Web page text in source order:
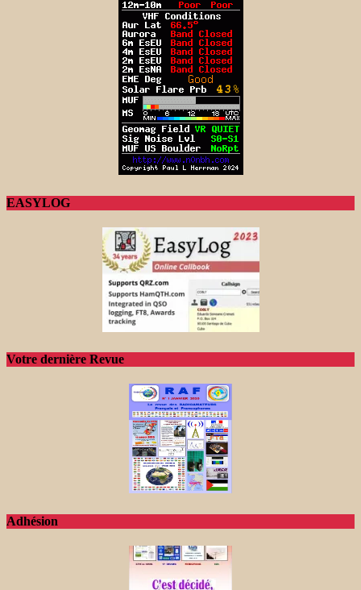
EASYLOG
Votre dernière Revue
Adhésion